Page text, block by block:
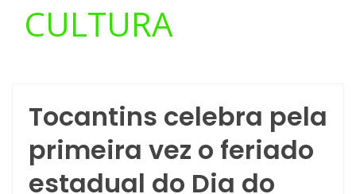
CULTURA
Tocantins celebra pela
primeira vez o feriado
estadual do Dia do